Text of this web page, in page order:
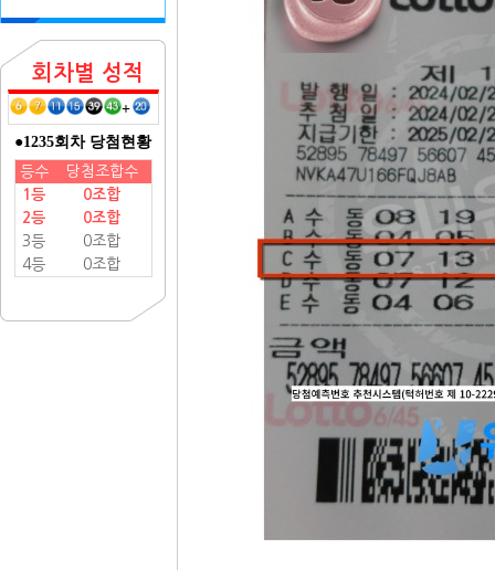
회차별 성적
+
●1235회차 당첨현황
등수
당첨조합수
1등
0조합
2등
0조합
3등
0조합
4등
0조합